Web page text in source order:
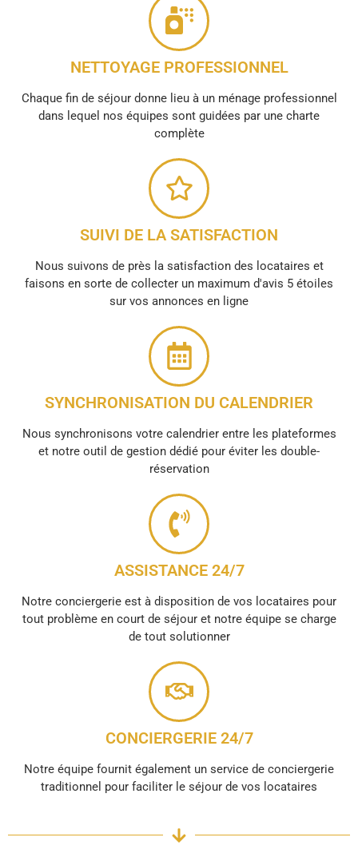
NETTOYAGE PROFESSIONNEL
Chaque fin de séjour donne lieu à un ménage professionnel
dans lequel nos équipes sont guidées par une charte
complète
SUIVI DE LA SATISFACTION
Nous suivons de près la satisfaction des locataires et
faisons en sorte de collecter un maximum d'avis 5 étoiles
sur vos annonces en ligne
SYNCHRONISATION DU CALENDRIER
Nous synchronisons votre calendrier entre les plateformes
et notre outil de gestion dédié pour éviter les double-
réservation
ASSISTANCE 24/7
Notre conciergerie est à disposition de vos locataires pour
tout problème en court de séjour et notre équipe se charge
de tout solutionner
CONCIERGERIE 24/7
Notre équipe fournit également un service de conciergerie
traditionnel pour faciliter le séjour de vos locataires